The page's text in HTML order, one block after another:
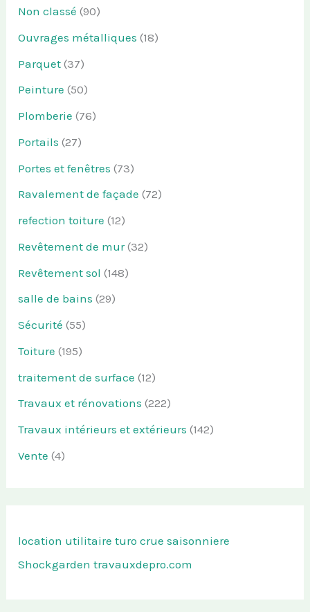
Non classé (90)
Ouvrages métalliques (18)
Parquet (37)
Peinture (50)
Plomberie (76)
Portails (27)
Portes et fenêtres (73)
Ravalement de façade (72)
refection toiture (12)
Revêtement de mur(32)
Revêtement sol (148)
salle de bains (29)
Sécurité (55)
Toiture (195)
traitement de surface (12)
Travaux et rénovations (222)
Travaux intérieurs et extérieurs (142)
Vente (4)
location utilitaire turo crue saisonniere
Shockgarden travauxdepro.com